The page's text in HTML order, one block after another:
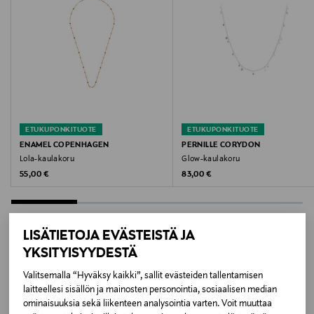
LISÄTIETOJA EVÄSTEISTÄ JA
YKSITYISYYDESTÄ
Valitsemalla “Hyväksy kaikki”, sallit evästeiden tallentamisen
laitteellesi sisällön ja mainosten personointia, sosiaalisen median
ominaisuuksia sekä liikenteen analysointia varten. Voit muuttaa
Valmistusmaa
Kiina
Valmistajan tuotenumero
Valmistaja
PEARL OCTOPUSSY AS
ETUKUPONKITUOTE
ENAMEL COPENHAGEN
Lola-kaulakoru
Original Price
55,00 €
ETUKUPONKITUOTE
PERNILLE CORYDON
Glow-kaulakoru
Original Price
83,00 €
LISÄÄ KIINNOSTAVIA
TUOTTEITA